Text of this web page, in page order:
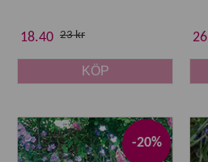
18.40 23 kr
KÖP
-20%